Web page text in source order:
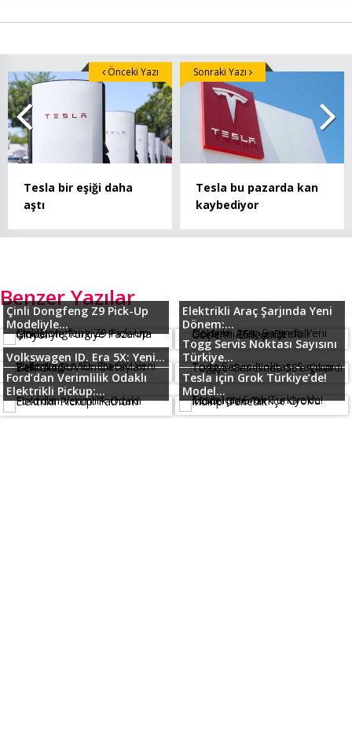
Tesla bir eşiği daha
aştı
Önceki Yazı
Tesla bu pazarda kan
kaybediyor
Sonraki Yazı
Benzer Yazılar
Çinli Dongfeng Z9 Pick-Up
Modeliyle...
Elektrikli Araç Şarjında Yeni
Dönem:...
Volkswagen ID. Era 5X: Yeni...
Togg Servis Noktası Sayısını
Türkiye...
Ford’dan Verimlilik Odaklı
Elektrikli Pickup:...
Tesla için Grok Türkiye’de!
Model...